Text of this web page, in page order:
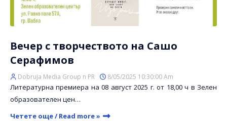
Вечер с творчеството на Сашо
Серафимов
Dobruja Media Group n PR 8/05/2025 10:30:00 Am
Литературна премиера на 08 август 2025 г. от 18,00 ч в Зелен
образователен цен…
Четете още / Read more »